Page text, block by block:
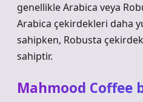
genellikle Arabica veya
Arabica çekirdekleri daha
sahipken, Robusta
sahiptir.
Mahmood Coffee